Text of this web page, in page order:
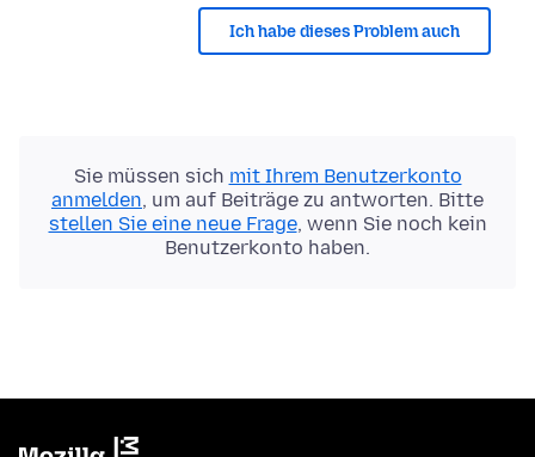
Ich habe dieses Problem auch
Sie müssen sich mit Ihrem Benutzerkonto
anmelden, um auf Beiträge zu antworten. Bitte
stellen Sie eine neue Frage, wenn Sie noch kein
Benutzerkonto haben.